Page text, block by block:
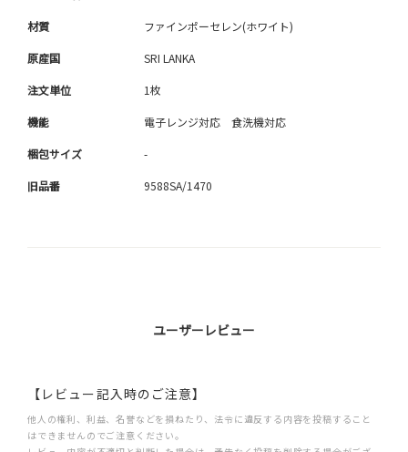
材質 ファインポーセレン(ホワイト)
原産国 SRI LANKA
注文単位 1枚
機能 電子レンジ対応 食洗機対応
梱包サイズ -
旧品番 9588SA/1470
ユーザーレビュー
【レビュー記入時のご注意】
他人の権利、利益、名誉などを損ねたり、法令に違反する内容を投稿すること
はできませんのでご注意ください。